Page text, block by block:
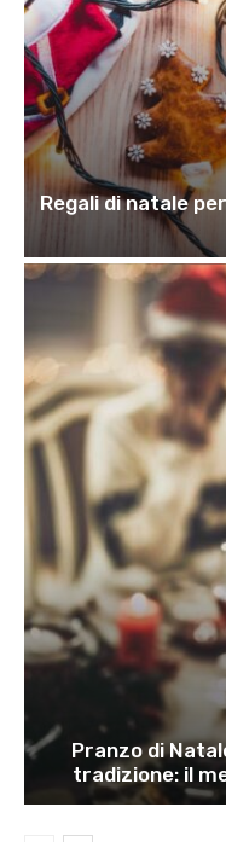
Regali di natale
Pranzo di
tradizione: il